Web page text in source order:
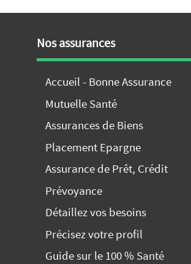
Nos assurances
Accueil - Bonne Assurance
Mutuelle Santé
Assurances de Biens
Placement Epargne
Assurance de Prêt, Crédit
Prévoyance
Détaillez vos besoins
Précisez votre profil
Guide sur le 100 % Santé